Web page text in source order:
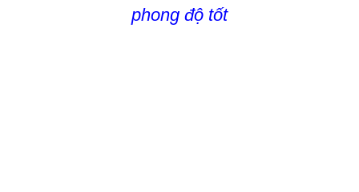
phong độ tốt